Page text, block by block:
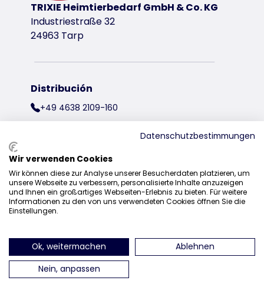
TRIXIE Heimtierbedarf GmbH & Co. KG
Industriestraße 32
24963 Tarp
Distribución
+49 4638 2109-160
encuéntranos en Instagram
encuéntranos en Facebook
encuéntranos en
Datenschutzbestimmungen
Wir verwenden Cookies
Wir können diese zur Analyse unserer Besucherdaten platzieren, um
unsere Webseite zu verbessern, personalisierte Inhalte anzuzeigen
und Ihnen ein großartiges Webseiten-Erlebnis zu bieten. Für weitere
Informationen zu den von uns verwendeten Cookies öffnen Sie die
Einstellungen.
Ok, weitermachen
Ablehnen
Nein, anpassen